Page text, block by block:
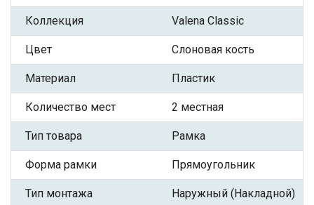
Коллекция Valena Classic
Цвет Слоновая кость
Материал Пластик
Количество мест 2 местная
Тип товара Рамка
Форма рамки Прямоугольник
Тип монтажа Наружный (Накладной)